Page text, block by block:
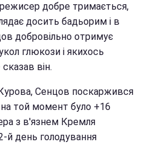
добре тримається,
досить бадьорим і в
добровільно отримує
глюкози і якихось
сказав він.
Сенцов поскаржився
на той момент було +16
з в'язнем Кремля
й день голодування